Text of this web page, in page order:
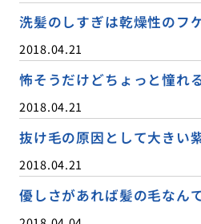
洗髪のしすぎは乾燥性のフ
2018.04.21
怖そうだけどちょっと憧れ
2018.04.21
抜け毛の原因として大きい
2018.04.21
優しさがあれば髪の毛なん